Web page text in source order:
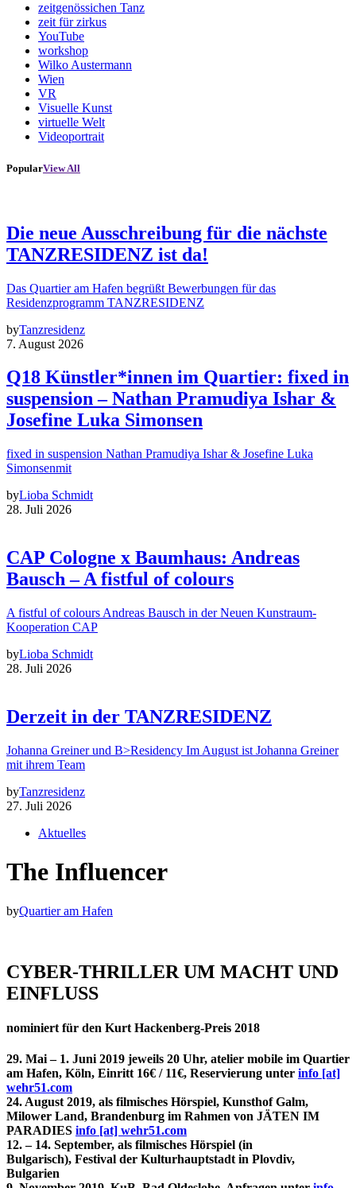
zeitgenössichen Tanz
zeit für zirkus
YouTube
workshop
Wilko Austermann
Wien
VR
Visuelle Kunst
virtuelle Welt
Videoportrait
PopularView All
Die neue Ausschreibung für die nächste
TANZRESIDENZ ist da!
Das Quartier am Hafen begrüßt Bewerbungen für das
Residenzprogramm TANZRESIDENZ
byTanzresidenz
7. August 2026
Q18 Künstler*innen im Quartier: fixed in
suspension – Nathan Pramudiya Ishar &
Josefine Luka Simonsen
fixed in suspension Nathan Pramudiya Ishar & Josefine Luka
Simonsenmit
byLioba Schmidt
28. Juli 2026
CAP Cologne x Baumhaus: Andreas
Bausch – A fistful of colours
A fistful of colours Andreas Bausch in der Neuen Kunstraum-
Kooperation CAP
byLioba Schmidt
28. Juli 2026
Derzeit in der TANZRESIDENZ
Johanna Greiner und B>Residency Im August ist Johanna Greiner
mit ihrem Team
byTanzresidenz
27. Juli 2026
Aktuelles
The Influencer
byQuartier am Hafen
CYBER-THRILLER UM MACHT UND
EINFLUSS
nominiert für den Kurt Hackenberg-Preis 2018
29. Mai – 1. Juni 2019 jeweils 20 Uhr, atelier mobile im Quartier
am Hafen, Köln, Einritt 16€ / 11€, Reservierung unter info [at]
wehr51.com
24. August 2019, als filmisches Hörspiel, Kunsthof Galm,
Milower Land, Brandenburg im Rahmen von JÄTEN IM
PARADIES info [at] wehr51.com
12. – 14. September, als filmisches Hörspiel (in
Bulgarisch), Festival der Kulturhauptstadt in Plovdiv,
Bulgarien